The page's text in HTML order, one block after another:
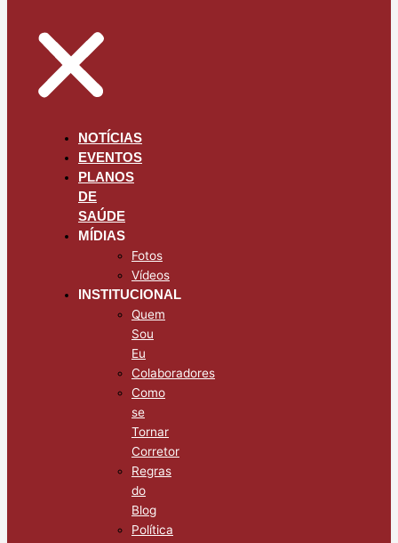
NOTÍCIAS
EVENTOS
PLANOS
DE
SAÚDE
MÍDIAS
Fotos
Vídeos
INSTITUCIONAL
Quem
Sou
Eu
Colaboradores
Como
se
Tornar
Corretor
Regras
do
Blog
Política